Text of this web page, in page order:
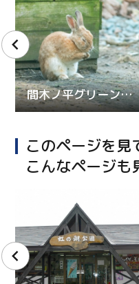
間木ノ平グリーンパーク
このページを見
こんなページも